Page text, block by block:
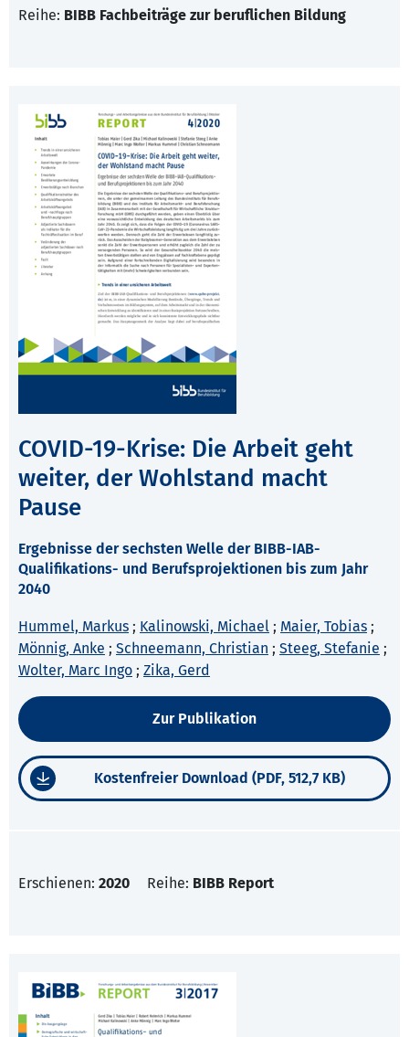
Reihe: BIBB Fachbeiträge zur beruflichen Bildung
COVID-19-Krise: Die Arbeit geht
weiter, der Wohlstand macht
Pause
Ergebnisse der sechsten Welle der BIBB-IAB-
Qualifikations- und Berufsprojektionen bis zum Jahr
2040
Hummel, Markus ; Kalinowski, Michael ; Maier, Tobias ;
Mönnig, Anke ; Schneemann, Christian ; Steeg, Stefanie ;
Wolter, Marc Ingo ; Zika, Gerd
Zur Publikation
Kostenfreier Download (PDF, 512,7 KB)
Erschienen: 2020 Reihe: BIBB Report